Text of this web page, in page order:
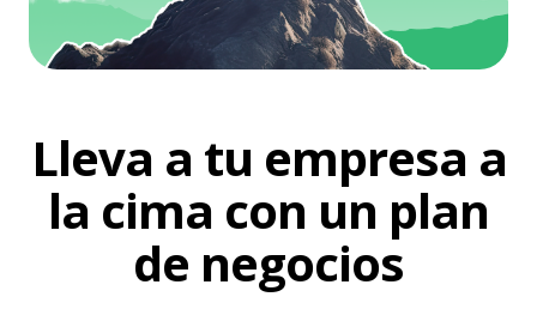
Lleva a tu empresa a
la cima con un plan
de negocios